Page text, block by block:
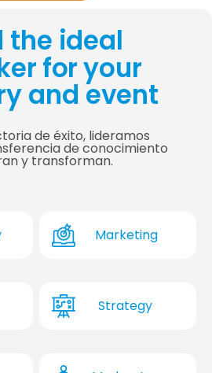
the ideal
for your
and event
de éxito, lideramos
de conocimiento
y transforman.
Marketing
Strategy